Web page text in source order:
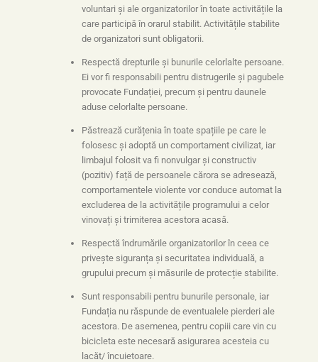
voluntari și ale organizatorilor în toate activitățile la
care participă în orarul stabilit. Activitățile stabilite
de organizatori sunt obligatorii.
Respectă drepturile și bunurile celorlalte persoane.
Ei vor fi responsabili pentru distrugerile și pagubele
provocate Fundației, precum și pentru daunele
aduse celorlalte persoane.
Păstrează curățenia în toate spațiile pe care le
folosesc și adoptă un comportament civilizat, iar
limbajul folosit va fi nonvulgar și constructiv
(pozitiv) față de persoanele cărora se adresează,
comportamentele violente vor conduce automat la
excluderea de la activitățile programului a celor
vinovați și trimiterea acestora acasă.
Respectă îndrumările organizatorilor în ceea ce
privește siguranța și securitatea individuală, a
grupului precum și măsurile de protecție stabilite.
Sunt responsabili pentru bunurile personale, iar
Fundația nu răspunde de eventualele pierderi ale
acestora. De asemenea, pentru copiii care vin cu
bicicleta este necesară asigurarea acesteia cu
lacăt/ încuietoare.